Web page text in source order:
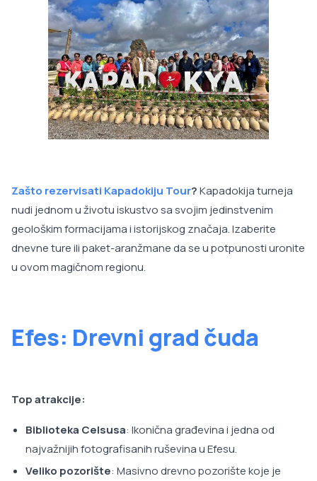
Zašto rezervisati Kapadokiju Tour?Kapadokija turneja
nudi jednom u životu iskustvo sa svojim jedinstvenim
geološkim formacijama i istorijskog značaja. Izaberite
dnevne ture ili paket-aranžmane da se u potpunosti uronite
u ovom magičnom regionu.
Efes: Drevni grad čuda
Top atrakcije:
Biblioteka Celsusa: Ikonična građevina i jedna od
najvažnijih fotografisanih ruševina u Efesu.
Veliko pozorište: Masivno drevno pozorište koje je